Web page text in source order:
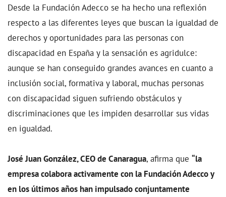
Desde la Fundación Adecco se ha hecho una reflexión
respecto a las diferentes leyes que buscan la igualdad de
derechos y oportunidades para las personas con
discapacidad en España y la sensación es agridulce:
aunque se han conseguido grandes avances en cuanto a
inclusión social, formativa y laboral, muchas personas
con discapacidad siguen sufriendo obstáculos y
discriminaciones que les impiden desarrollar sus vidas
en igualdad.
José Juan González, CEO de Canaragua, afirma que “la
empresa colabora activamente con la Fundación Adecco y
en los últimos años han impulsado conjuntamente